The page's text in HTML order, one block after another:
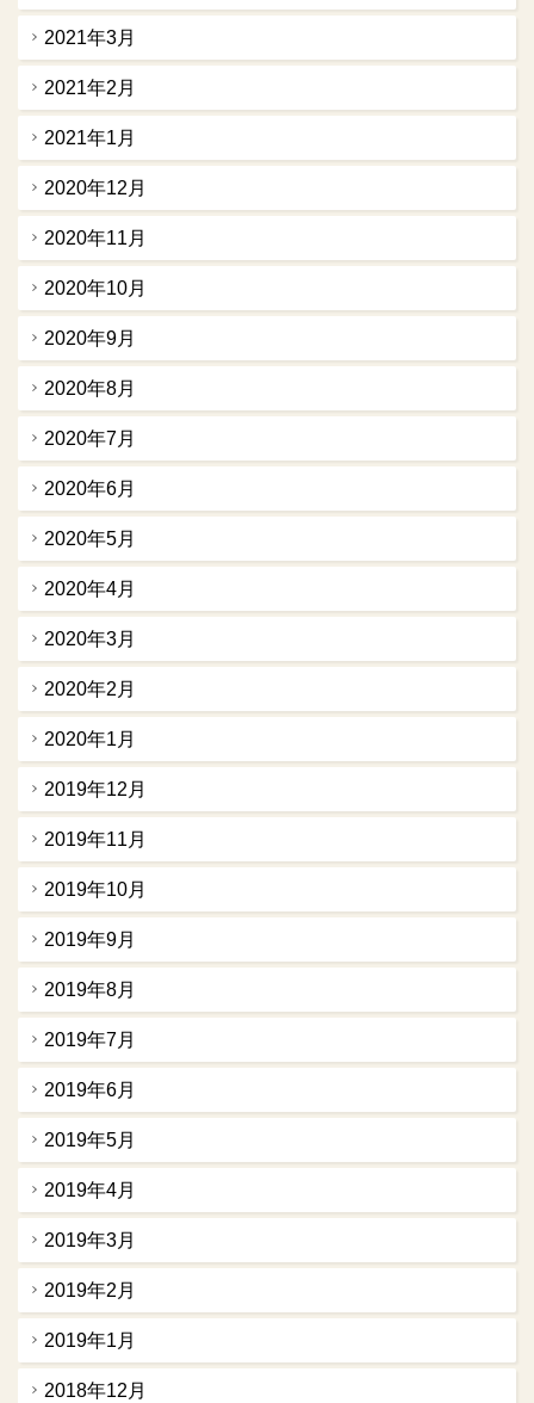
2021年3月
2021年2月
2021年1月
2020年12月
2020年11月
2020年10月
2020年9月
2020年8月
2020年7月
2020年6月
2020年5月
2020年4月
2020年3月
2020年2月
2020年1月
2019年12月
2019年11月
2019年10月
2019年9月
2019年8月
2019年7月
2019年6月
2019年5月
2019年4月
2019年3月
2019年2月
2019年1月
2018年12月